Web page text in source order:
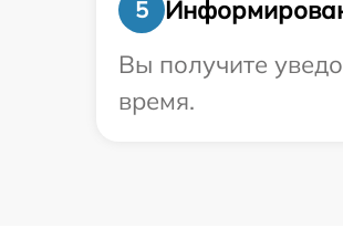
5
Вы получите
время.